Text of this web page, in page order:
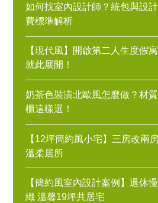
如何找室內設計師？統包與設
費標準解析
【現代風】開啟第二人生度假
就此展開！
奶茶色裝潢北歐風怎麼做？材
櫃這樣選！
【12坪簡約風小宅】三房改兩
溫柔居所
【簡約風室內設計案例】退休
織 溫馨19坪共居宅